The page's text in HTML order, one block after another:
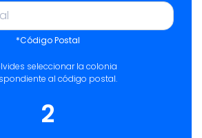
*Código Postal
seleccionar la colonia
al código postal.
2